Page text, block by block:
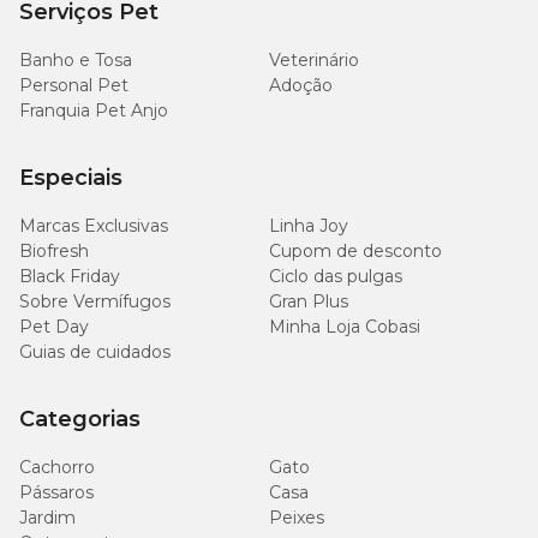
Aplicar 6 a 12 jatos de spray para cada quilo de peso do animal.
Doses - Frontline spray 250ml
ml de produto por quilo de peso (7,5 mg a 15 mg de fipronil por kg).
Para cães acima de 40 kg de peso
Basta apenas somar a quantidade necessária para saber qual a
dose certa, de acordo com o peso do animal. Esse pequeno cálculo
irá garantir a aplicação da dose mínima recomendada de 7,5 mg de
O Frontline Spray pode ser aplicado nos pets a partir dos 2 dias de
vida. Além disso, o medicamento também pode ser usado com
Serviços Pet
Banho e Tosa
Veterinário
Personal Pet
Adoção
Franquia Pet Anjo
Especiais
Marcas Exclusivas
Linha Joy
Biofresh
Cupom de desconto
Black Friday
Ciclo das pulgas
Sobre Vermífugos
Gran Plus
Pet Day
Minha Loja Cobasi
Guias de cuidados
Categorias
Cachorro
Gato
Pássaros
Casa
Jardim
Peixes